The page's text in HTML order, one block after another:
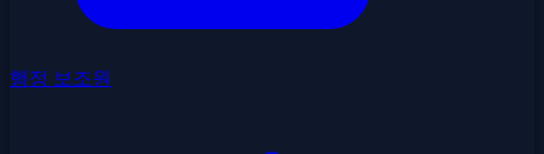
행정 보조원